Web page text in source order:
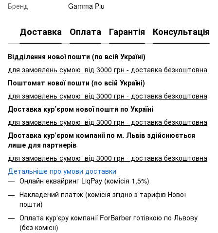
Бренд Gamma Piu
Доставка Оплата Гарантія Консультація
Відділення нової пошти (по всій Україні)
для замовлень сумою від 3000 грн - доставка безкоштовна
Поштомат нової пошти (по всій Україні)
для замовлень сумою від 3000 грн - доставка безкоштовна
Доставка кур’єром нової пошти по Україні
для замовлень сумою від 3000 грн - доставка безкоштовна
Доставка кур’єром компанії по м. Львів здійснюється
лише для партнерів
для замовлень сумою від 3000 грн - доставка безкоштовна
Детальніше про умови доставки
Онлайн еквайринг LiqPay (комісія 1,5%)
Накладений платіж (комісія згідно з тарифів Нової
пошти)
Оплата кур'єру компанії ForBarber готівкою по Львову
(без комісії)